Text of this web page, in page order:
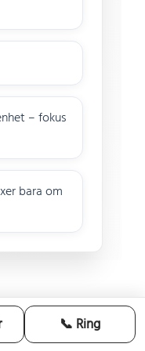
– fokus
bara om
📞 Ring